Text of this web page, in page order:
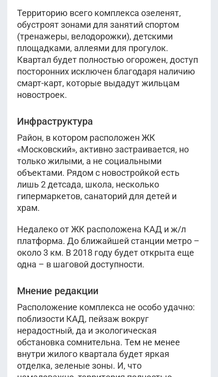
Территорию всего комплекса озеленят,
обустроят зонами для занятий спортом
(тренажеры, велодорожки), детскими
площадками, аллеями для прогулок.
Квартал будет полностью огорожен, доступ
посторонних исключен благодаря наличию
смарт-карт, которые выдадут жильцам
новостроек.
Инфраструктура
Район, в котором расположен ЖК
«Московский», активно застраивается, но
только жилыми, а не социальными
объектами. Рядом с новостройкой есть
лишь 2 детсада, школа, несколько
гипермаркетов, санаторий для детей и
храм.
Недалеко от ЖК расположена КАД и ж/л
платформа. До ближайшей станции метро –
около 3 км. В 2018 году будет открыта еще
одна – в шаговой доступности.
Мнение редакции
Расположение комплекса не особо удачно:
поблизости КАД, пейзаж вокруг
нерадостный, да и экологическая
обстановка сомнительна. Тем не менее
внутри жилого квартала будет яркая
отделка, зеленые зоны. И, что